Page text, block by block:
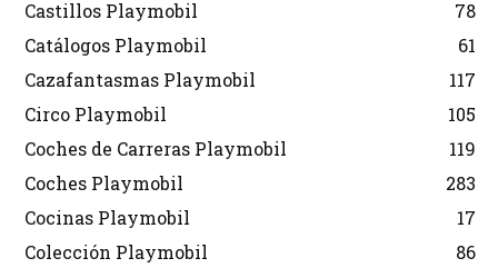
Castillos Playmobil
78
Catálogos Playmobil
61
Cazafantasmas Playmobil
117
Circo Playmobil
105
Coches de Carreras Playmobil
119
Coches Playmobil
283
Cocinas Playmobil
17
Colección Playmobil
86